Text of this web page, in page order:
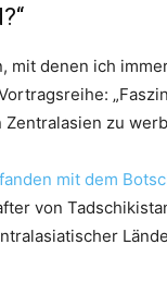
mit denen ich
zu
mit dem
von